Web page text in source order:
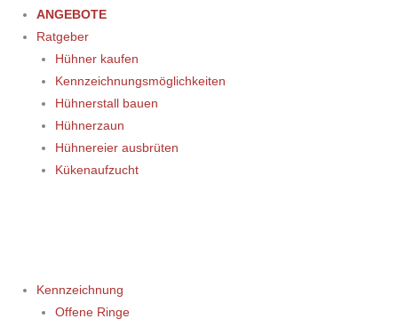
ANGEBOTE
Ratgeber
Hühner kaufen
Kennzeichnungsmöglichkeiten
Hühnerstall bauen
Hühnerzaun
Hühnereier ausbrüten
Kükenaufzucht
Kennzeichnung
Offene Ringe